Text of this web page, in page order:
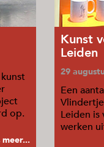
op.
meer...
Kunst
Leiden
29
Een
Leiden
werken